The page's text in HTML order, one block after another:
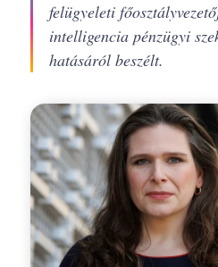
felügyeleti
intelligencia pénzügyi
hatásáról beszélt.